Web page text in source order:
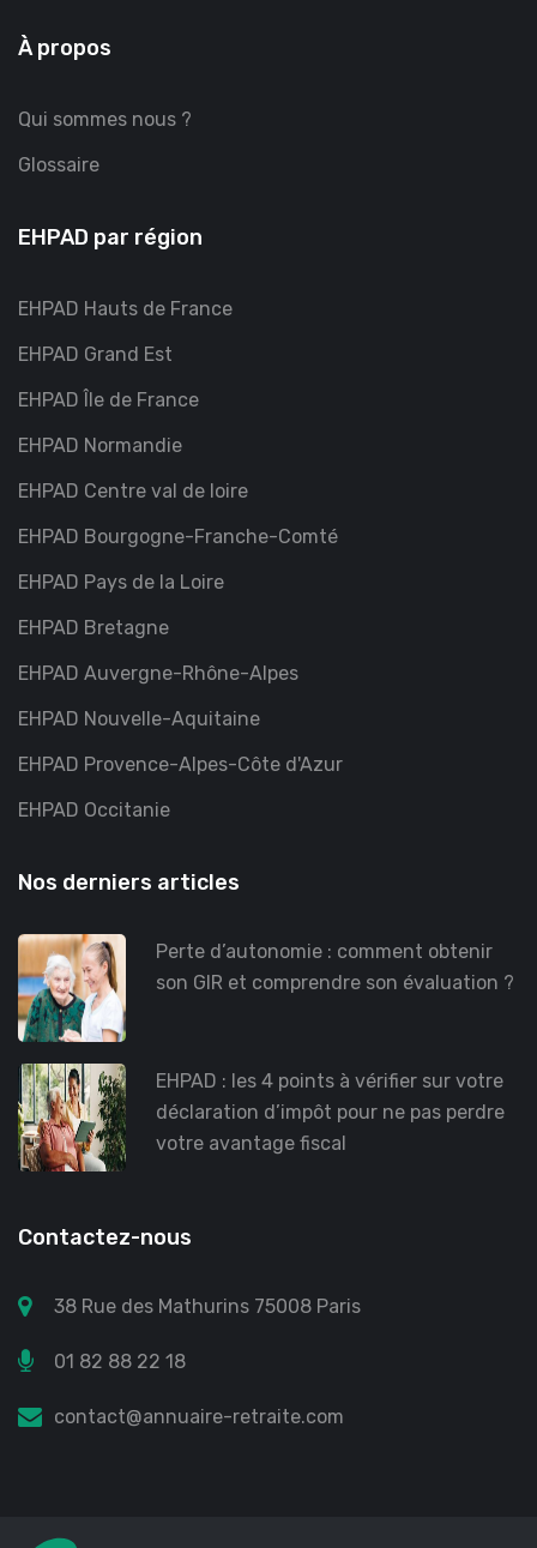
À propos
Qui sommes nous ?
Glossaire
EHPAD par région
EHPAD Hauts de France
EHPAD Grand Est
EHPAD Île de France
EHPAD Normandie
EHPAD Centre val de loire
EHPAD Bourgogne-Franche-Comté
EHPAD Pays de la Loire
EHPAD Bretagne
EHPAD Auvergne-Rhône-Alpes
EHPAD Nouvelle-Aquitaine
EHPAD Provence-Alpes-Côte d'Azur
EHPAD Occitanie
Nos derniers articles
Perte d’autonomie : comment obtenir
son GIR et comprendre son évaluation ?
EHPAD : les 4 points à vérifier sur votre
déclaration d’impôt pour ne pas perdre
votre avantage fiscal
Contactez-nous
38 Rue des Mathurins 75008 Paris
01 82 88 22 18
contact@annuaire-retraite.com